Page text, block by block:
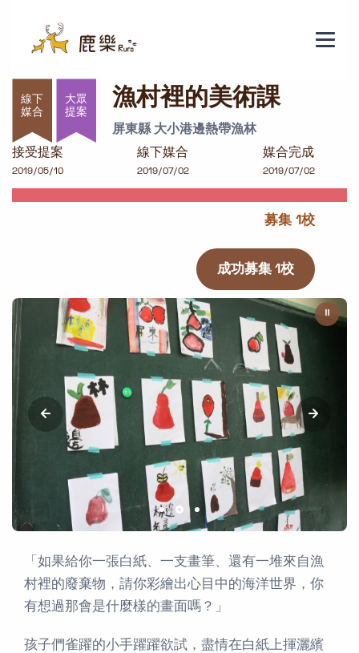
漁村裡的美術課
大眾
提案
漁村裡的美術課
屏東縣 大小港邊熱帶漁林
接受提案
2019/05/10
線下媒合
2019/07/02
媒合完成
2019/07/02
募集 1校
成功募集 1校
⏸
「如果給你一張白紙、一支畫筆、還有一堆來自漁
村裡的廢棄物，請你彩繪出心目中的海洋世界，你
有想過那會是什麼樣的畫面嗎？」
孩子們雀躍的小手躍躍欲試，盡情在白紙上揮灑繽